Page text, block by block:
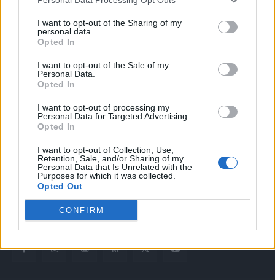
I want to opt-out of the Sharing of my
personal data.
Opted In
I want to opt-out of the Sale of my
Personal Data.
Opted In
I want to opt-out of processing my
Personal Data for Targeted Advertising.
Opted In
I want to opt-out of Collection, Use,
Retention, Sale, and/or Sharing of my
Personal Data that Is Unrelated with the
Purposes for which it was collected.
Opted Out
CONFIRM
Quotidiano web del bello e sul buono di Vicenza e dintorni
Redazione
redazione@laltravicenza.it
Pubblicità
laltravicenza@laltravicenza.it
Amministrazione
elas@editoriale-elas.org